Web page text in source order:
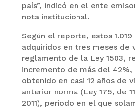
país”, indicó en el ente
nota institucional.
Según el reporte, estos
adquiridos en tres meses de
reglamento de la Ley 1503,
incremento de más del
obtenido en casi 12 años de
anterior norma (Ley 175, de
2011), periodo en el que